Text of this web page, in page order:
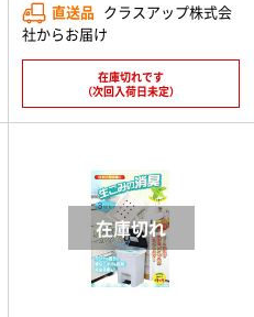
直送品 クラスアップ株式会
社からお届け
在庫切れです
（次回入荷日未定）